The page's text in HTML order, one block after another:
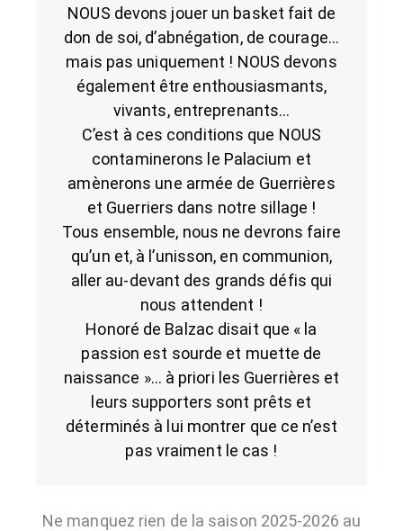
NOUS devons jouer un basket fait de
don de soi, d’abnégation, de courage…
mais pas uniquement ! NOUS devons
également être enthousiasmants,
vivants, entreprenants…
C’est à ces conditions que NOUS
contaminerons le Palacium et
amènerons une armée de Guerrières
et Guerriers dans notre sillage !
Tous ensemble, nous ne devrons faire
qu’un et, à l’unisson, en communion,
aller au-devant des grands défis qui
nous attendent !
Honoré de Balzac disait que « la
passion est sourde et muette de
naissance »… à priori les Guerrières et
leurs supporters sont prêts et
déterminés à lui montrer que ce n’est
pas vraiment le cas !
Ne manquez rien de la saison 2025-2026 au